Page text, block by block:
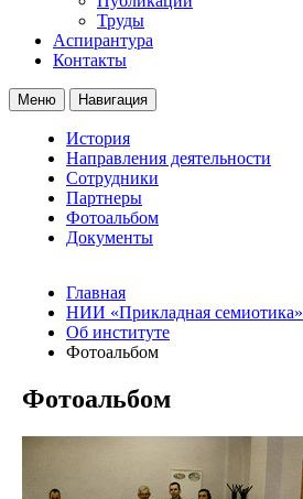
Труды
Аспирантура
Контакты
Меню Навигация
История
Направления деятельности
Сотрудники
Партнеры
Фотоальбом
Документы
Главная
НИИ «Прикладная семиотика»
Об институте
Фотоальбом
Фотоальбом